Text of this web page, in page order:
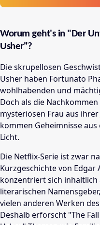
Worum geht's in "Der
Usher"?
Die skrupellosen
Usher haben Fortunato
wohlhabenden und
Doch als die
mysteriösen Frau aus
kommen Geheimnisse
Licht.
Die Netflix-Serie ist zwar
Kurzgeschichte von Edgar
konzentriert sich
literarischen
vielen anderen Werken
Deshalb erforscht "The